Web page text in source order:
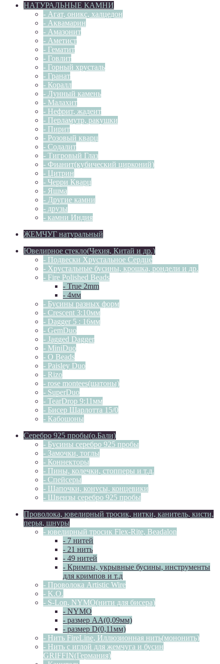
НАТУРАЛЬНЫЕ КАМНИ
- Агат, оникс, халцедон
- Аквамарин
- Амазонит
- Аметист
- Гематит
- Говлит
- Горный хрусталь
- Гранат
- Коралл
- Лунный камень
- Малахит
- Нефрит, жадеит
- Перламутр, ракушки
- Пирит
- Розовый кварц
- Содалит
- Тигровый Глаз
- Фианит(кубический цирконий)
- Цитрин
- Черри Кварц
- Яшма
- Другие камни
- друзы
- камни Индия
ЖЕМЧУГ натуральный
Ювелирное стекло(Чехия, Китай и др.)
- Подвески Хрустальное Сердце
- Хрустальные бусины, крошка, рондели и др.
- Fire Polished Beads
- True 2mm
- 4мм
- Бусины разных форм
- Crescent 3:10мм
- Dagger 5 : 16мм
- GemDuo
- Jagged Dagger
- MiniDuo
- O Beads
- Paisley Duo
- Rizo
- rose montees(шатоны)
- SuperDuo
- TearDrop 9:11мм
- Бисер Шарлотта 15/0
- Кабошоны
Серебро 925 пробы(о.Бали)
- Бусины серебро 925 пробы
- Замочки, тоглы
- Коннекторы
- Пины, колечки, стопперы и т.д.
- Спейсеры
- Шапочки, конусы, концевики
- Швензы серебро 925 пробы
Проволока, ювелирный тросик, нитки, канитель, кисти,
перья, шнуры
- ювелирный тросик Flex-Rite, Beadalon
- 7 нитей
- 21 нить
- 49 нитей
- Кримпы, укрывные бусины, инструменты
для кримпов и т.д
- Проволока Artistic Wire
- K.O.
- S-Lon, NYMO(нити для бисера)
- NYMO
- размер AA(0,09мм)
- размер D(0,11мм)
- Нить FireLine, Иллюзионная нить(мононить)
- Нить с иглой для жемчуга и бусин
GRIFFIN(Германия)